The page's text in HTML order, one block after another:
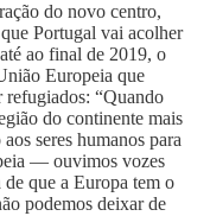
do novo centro,
Portugal vai acolher
ao final de 2019, o
Europeia que
refugiados: “Quando
do continente mais
seres humanos para
— ouvimos vozes
que a Europa tem o
podemos deixar de